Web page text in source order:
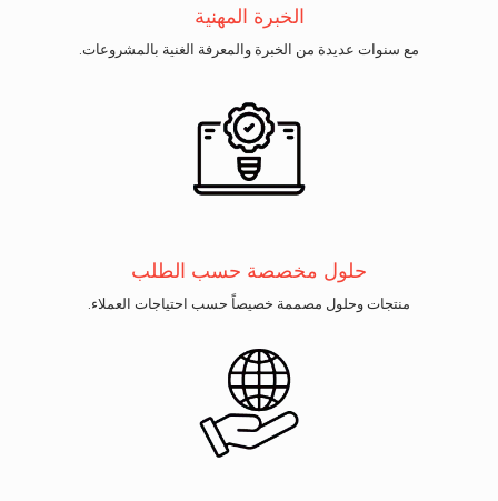
الخبرة المهنية
مع سنوات عديدة من الخبرة والمعرفة الغنية بالمشروعات.
حلول مخصصة حسب الطلب
منتجات وحلول مصممة خصيصاً حسب احتياجات العملاء.